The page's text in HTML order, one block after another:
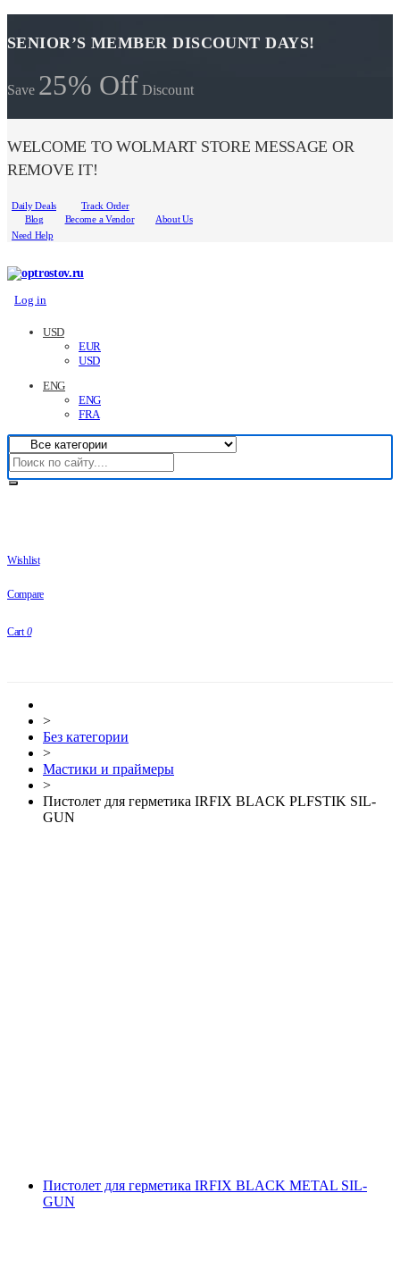
SENIOR’S MEMBER DISCOUNT DAYS!
Save 25% Off Discount
WELCOME TO WOLMART STORE MESSAGE OR
REMOVE IT!
Daily Deals
Track Order
Blog
Become a Vendor
About Us
Need Help
Log in
USD
EUR
USD
ENG
ENG
FRA
Wishlist
Compare
Cart 0
>
Без категории
>
Мастики и праймеры
>
Пистолет для герметика IRFIX BLACK PLFSTIK SIL-
GUN
Пистолет для герметика IRFIX BLACK METAL SIL-
GUN